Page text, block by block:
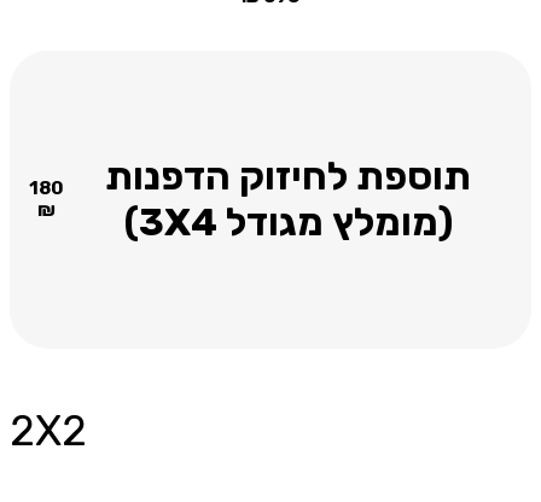
תוספת לחיזוק הדפנות
(מומלץ מגודל 3X4)
180
₪
2X2